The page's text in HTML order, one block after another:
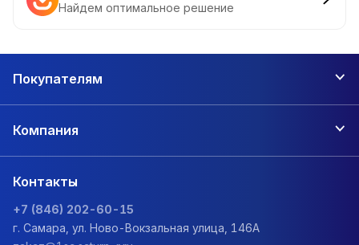
Найдем оптимальное решение
Покупателям
Компания
Контакты
+7 (846) 202-60-15
г. Самара, ул. Ново-Вокзальная улица, 146А